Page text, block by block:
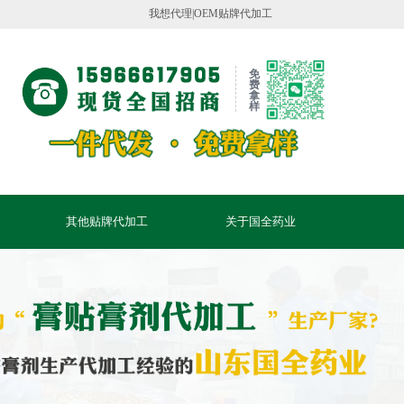
我想代理|OEM贴牌代加工
免
费
拿
样
其他贴牌代加工 关于国全药业